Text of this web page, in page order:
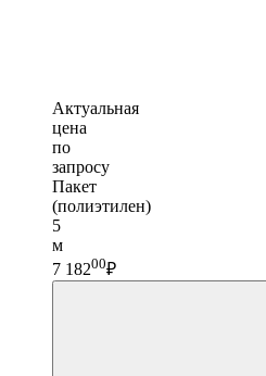
Актуальная
цена
по
запросу
Пакет
(полиэтилен)
5
м
7 18200₽